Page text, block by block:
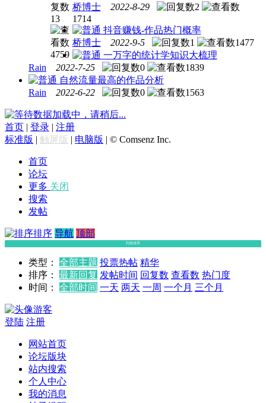
13
4759
桥博士
2022-8-29
2
1714
抖音赚钱-作品热门概率
桥博士
2022-9-5 1
1477
一万字的统计学知识大梳理
Rain
2022-7-25 0
1839
自然流量最高的作品分析
Rain
2022-6-22 0 1563
数据加载中，请稍后...
首页 | 登录 | 注册
标准版 | 触屏版 | 电脑版 | © Comsenz Inc.
首页
论坛
更多 关闭
搜索
发帖
排序 导航 顶部
列表排序
类型： 全部主题 投票热帖 精华
排序：
最新回复 发帖时间 回复数 查看数 热门度
时间：
全部时间 一天 两天 一周 一个月 三个月
游客
登陆 注册
网站首页
论坛版块
站内搜索
个人中心
我的消息